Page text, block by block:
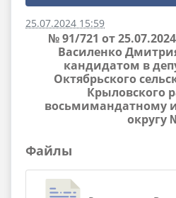
25.07.2024 15:59
№ 91/721 от
Василенко
кандидатом в
Октябрьского
Крыловского
восьмимандатному
округу
Файлы